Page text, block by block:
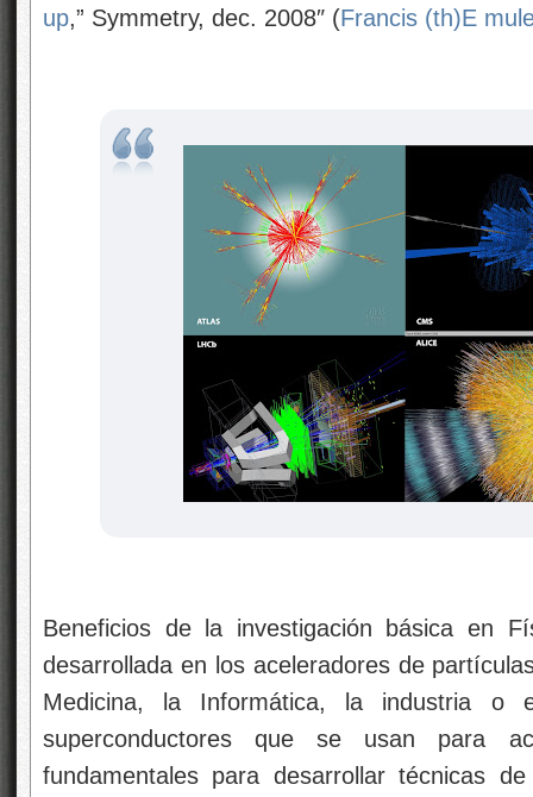
up,” Symmetry, dec. 2008″ (Francis (th)E
Beneficios de la investigación básica en
desarrollada en los aceleradores de
Medicina, la Informática, la industria o
superconductores que se usan para
fundamentales para desarrollar técnicas